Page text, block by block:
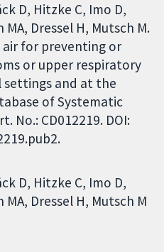
D, Hitzke C, Imo D,
Dressel H, Mutsch M.
for preventing or
or upper respiratory
and at the
of Systematic
No.: CD012219. DOI:
D Hitzke C Imo D
MA Dressel H Mutsch M